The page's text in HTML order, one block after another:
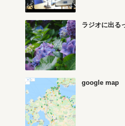
ラジオに出る
google map